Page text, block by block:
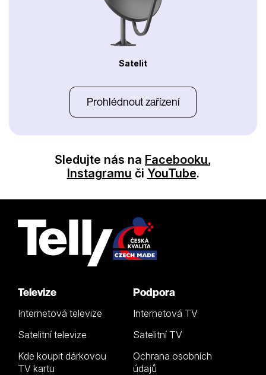
Satelit
Prohlédnout zařízení
Sledujte nás na Facebooku,
Instagramu či YouTube.
Televize
Internetová televize
Satelitní televize
Kde koupit dárkovou
TV kartu
Podpora
Internetová TV
Satelitní TV
Ochrana osobních
údajů